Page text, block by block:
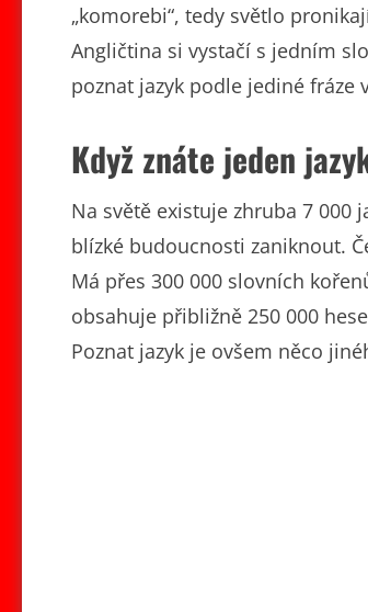
„komorebi“, tedy světlo
Angličtina si vystačí s jedním
poznat jazyk podle jediné fráze
Když znáte jeden
Na světě existuje zhruba 7 000
blízké budoucnosti zaniknout.
Má přes 300 000 slovních
obsahuje přibližně 250 000
Poznat jazyk je ovšem něco